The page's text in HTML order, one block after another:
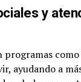
y
como
ayudando a